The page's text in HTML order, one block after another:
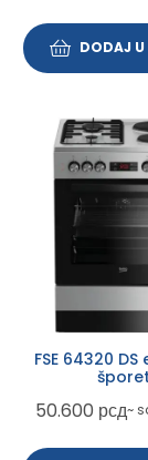
DODAJ U
FSE 64320
šporet
50.600 рсд~